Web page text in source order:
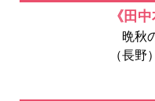
《田
晩秋
（長野